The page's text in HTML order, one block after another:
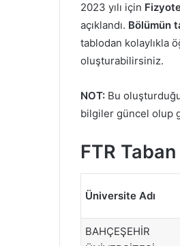
2023 yılı için
açıklandı. Bölümün
tablodan kolaylıkla
oluşturabilirsiniz.
NOT: Bu
bilgiler güncel olup
FTR
Üniversite Adı
BAHÇEŞEHİR